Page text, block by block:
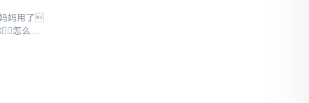
妈用了
怎么